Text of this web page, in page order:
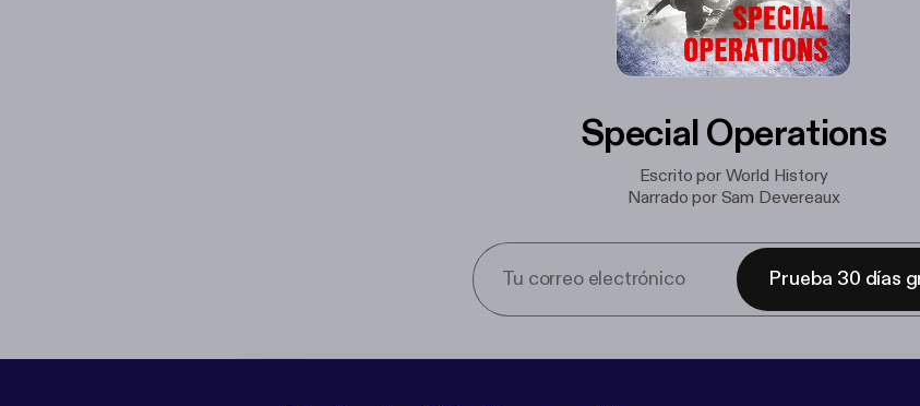
Special Operations
Escrito por World History
Narrado por Sam Devereaux
Prueba 30 días